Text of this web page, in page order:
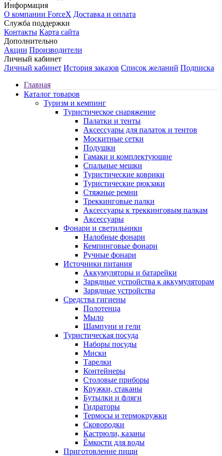
Информация
О компании ForceX Доставка и оплата
Служба поддержки
Контакты Карта сайта
Дополнительно
Акции Производители
Личный кабинет
Личный кабинет История заказов Список желаний Подписка
Главная
Каталог товаров
Туризм и кемпинг
Туристическое снаряжение
Палатки и тенты
Аксессуары для палаток и тентов
Москитные сетки
Подушки
Гамаки и комплектующие
Спальные мешки
Туристические коврики
Туристические рюкзаки
Стяжные ремни
Треккинговые палки
Аксессуары к треккинговым палкам
Аксессуары
Фонари и светильники
Налобные фонари
Кемпинговые фонари
Ручные фонари
Источники питания
Аккумуляторы и батарейки
Зарядные устройства к аккумуляторам
Зарядные устройства
Средства гигиены
Полотенца
Мыло
Шампуни и гели
Туристическая посуда
Наборы посуды
Миски
Тарелки
Контейнеры
Столовые приборы
Кружки, стаканы
Бутылки и фляги
Гидраторы
Термосы и термокружки
Сковородки
Кастрюли, казаны
Ёмкости для воды
Приготовление пищи